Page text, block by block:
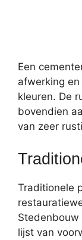
Een
afwerking
kleuren. De
bovendien
van zeer
Traditionele
lijst van